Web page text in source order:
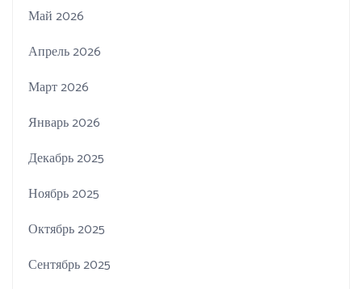
Май 2026
Апрель 2026
Март 2026
Январь 2026
Декабрь 2025
Ноябрь 2025
Октябрь 2025
Сентябрь 2025